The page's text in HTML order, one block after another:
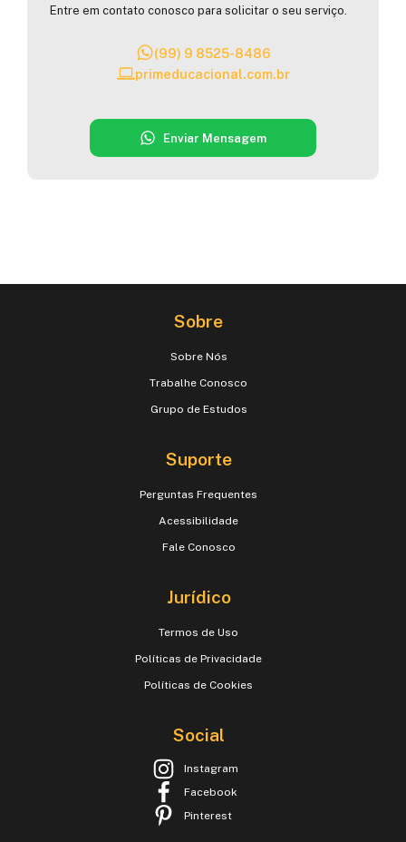
Entre em contato conosco para solicitar o seu serviço.
(99) 9 8525-8486
primeducacional.com.br
Enviar Mensagem
Sobre
Sobre Nós
Trabalhe Conosco
Grupo de Estudos
Suporte
Perguntas Frequentes
Acessibilidade
Fale Conosco
Jurídico
Termos de Uso
Políticas de Privacidade
Políticas de Cookies
Social
Instagram
Facebook
Pinterest